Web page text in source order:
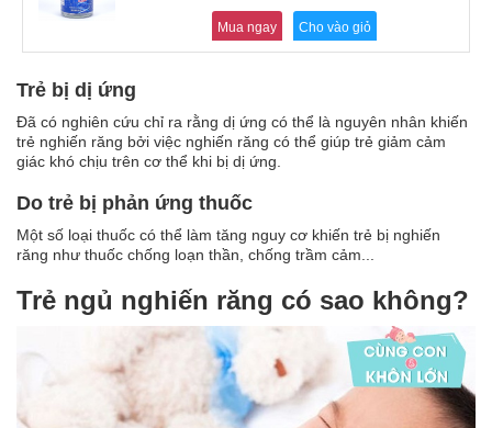
Mua ngay Cho vào giỏ
Trẻ bị dị ứng
Đã có nghiên cứu chỉ ra rằng dị ứng có thể là nguyên nhân khiến
trẻ nghiến răng bởi việc nghiến răng có thể giúp trẻ giảm cảm
giác khó chịu trên cơ thể khi bị dị ứng.
Do trẻ bị phản ứng thuốc
Một số loại thuốc có thể làm tăng nguy cơ khiến trẻ bị nghiến
răng như thuốc chống loạn thần, chống trầm cảm...
Trẻ ngủ nghiến răng có sao không?